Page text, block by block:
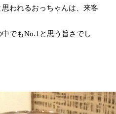
われるおっちゃんは、来客
でもNo.1と思う旨さでし